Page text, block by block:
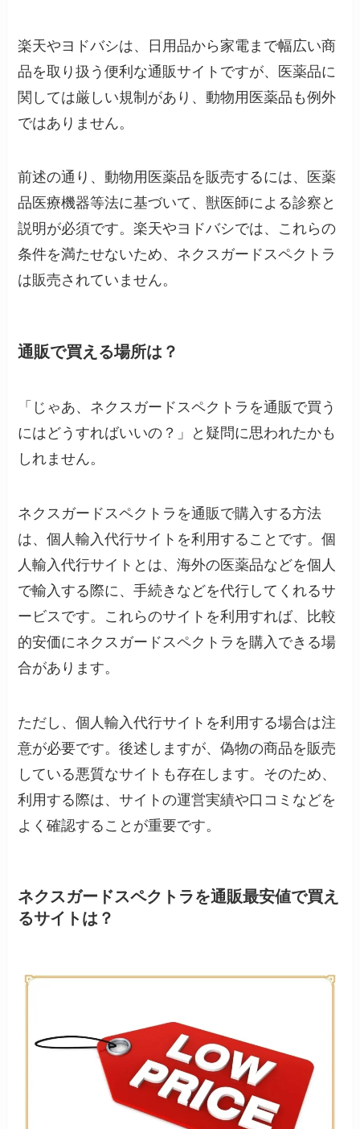
楽天やヨドバシは、日用品から家電まで幅広い商
品を取り扱う便利な通販サイトですが、医薬品に
関しては厳しい規制があり、動物用医薬品も例外
ではありません。
前述の通り、動物用医薬品を販売するには、医薬
品医療機器等法に基づいて、獣医師による診察と
説明が必須です。楽天やヨドバシでは、これらの
条件を満たせないため、ネクスガードスペクトラ
は販売されていません。
通販で買える場所は？
「じゃあ、ネクスガードスペクトラを通販で買う
にはどうすればいいの？」と疑問に思われたかも
しれません。
ネクスガードスペクトラを通販で購入する方法
は、個人輸入代行サイトを利用することです。個
人輸入代行サイトとは、海外の医薬品などを個人
で輸入する際に、手続きなどを代行してくれるサ
ービスです。これらのサイトを利用すれば、比較
的安価にネクスガードスペクトラを購入できる場
合があります。
ただし、個人輸入代行サイトを利用する場合は注
意が必要です。後述しますが、偽物の商品を販売
している悪質なサイトも存在します。そのため、
利用する際は、サイトの運営実績や口コミなどを
よく確認することが重要です。
ネクスガードスペクトラを通販最安値で買え
るサイトは？